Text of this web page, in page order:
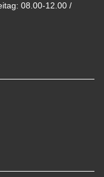
08.00-12.00 /